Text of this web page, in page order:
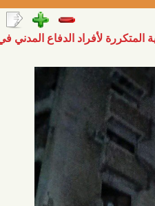
الدفاع المدني في لبنان